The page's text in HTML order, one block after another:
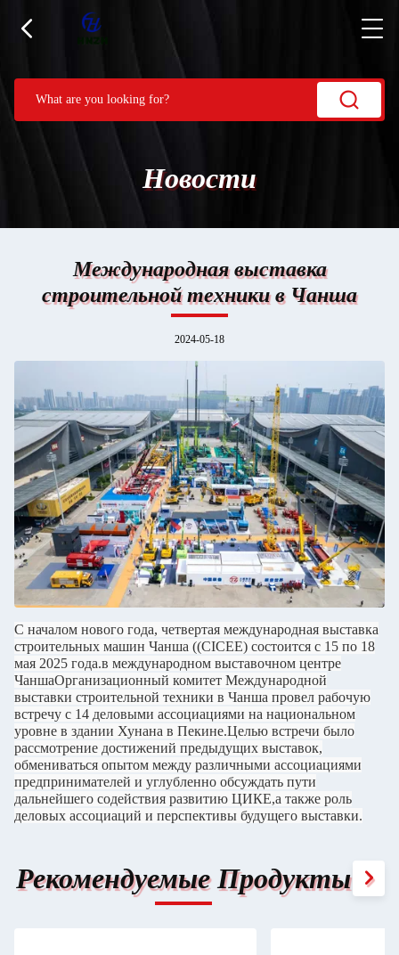
Новости
Международная выставка
строительной техники в Чанша
2024-05-18
С началом нового года, четвертая международная выставка
строительных машин Чанша ((CICEE) состоится с 15 по 18
мая 2025 года.в международном выставочном центре
ЧаншаОрганизационный комитет Международной
выставки строительной техники в Чанша провел рабочую
встречу с 14 деловыми ассоциациями на национальном
уровне в здании Хунана в Пекине.Целью встречи было
рассмотрение достижений предыдущих выставок,
обмениваться опытом между различными ассоциациями
предпринимателей и углубленно обсуждать пути
дальнейшего содействия развитию ЦИКЕ,а также роль
деловых ассоциаций и перспективы будущего выставки.
Рекомендуемые Продукты